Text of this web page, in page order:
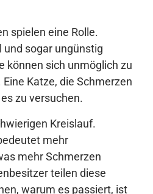
spielen eine Rolle.
und sogar ungünstig
können sich unmöglich zu
Katze, die Schmerzen
zu versuchen.
Kreislauf.
mehr
mehr Schmerzen
teilen diese
warum es passiert, ist